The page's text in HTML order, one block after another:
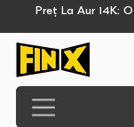
Preț La Aur 14K: